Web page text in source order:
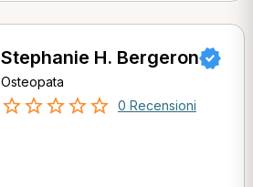
Stephanie H. Bergeron
Osteopata
0 Recensioni